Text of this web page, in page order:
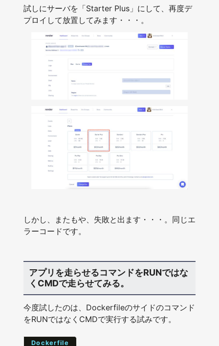
試しにサーバを「Starter Plus」にして、再度デ
プロイして放置してみます・・・。
しかし、またもや、失敗と出ます・・・。同じエ
ラーコードです。
アプリを走らせるコマンドをRUNではな
くCMDで走らせてみる。
今度試したのは、Dockerfileのサイドのコマンド
をRUNではなくCMDで実行する試みです。
Dockerfile